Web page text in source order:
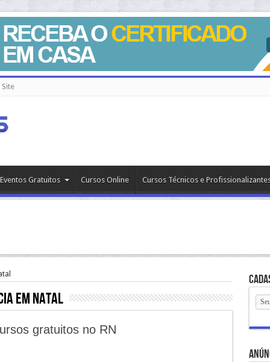
Gratuitos Cursos Online Cursos Técnicos e
em Natal
gratuitos no RN